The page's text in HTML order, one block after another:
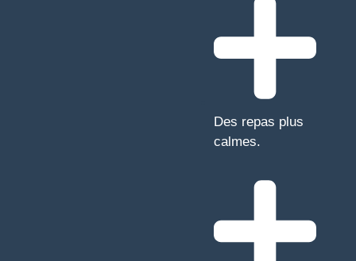
Des repas plus
calmes.